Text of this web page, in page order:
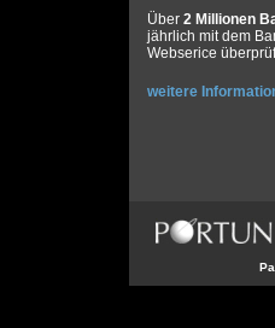
Über 2 Millionen
jährlich mit dem
Webserice
weitere